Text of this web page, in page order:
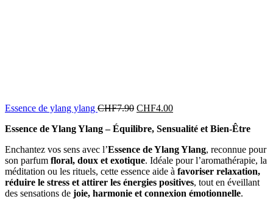
Essence de ylang ylang CHF7.90 CHF4.00
Essence de Ylang Ylang – Équilibre, Sensualité et Bien-Être
Enchantez vos sens avec l’Essence de Ylang Ylang, reconnue pour
son parfum floral, doux et exotique. Idéale pour l’aromathérapie, la
méditation ou les rituels, cette essence aide à favoriser relaxation,
réduire le stress et attirer les énergies positives, tout en éveillant
des sensations de joie, harmonie et connexion émotionnelle.